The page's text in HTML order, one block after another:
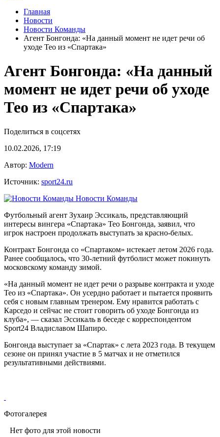
Главная
Новости
Новости Команды
Агент Бонгонда: «На данный момент не идет речи об
уходе Тео из «Спартака»
Агент Бонгонда: «На данный
момент не идет речи об уходе
Тео из «Спартака»
Поделиться в соцсетях
10.02.2026, 17:19
Автор: Modern
Источник: sport24.ru
Новости Команды
Футбольный агент Зухаир Эссикаль, представляющий
интересы вингера «Спартака» Тео Бонгонда, заявил, что
игрок настроен продолжать выступать за красно-белых.
Контракт Бонгонда со «Спартаком» истекает летом 2026 года.
Ранее сообщалось, что 30-летний футболист может покинуть
московскому команду зимой.
«На данный момент не идет речи о разрыве контракта и уходе
Тео из «Спартака». Он усердно работает и пытается проявить
себя с новым главным тренером. Ему нравится работать с
Карседо и сейчас не стоит говорить об уходе Бонгонда из
клуба», — сказал Эссикаль в беседе с корреспондентом
Sport24 Владиславом Шапиро.
Бонгонда выступает за «Спартак» с лета 2023 года. В текущем
сезоне он принял участие в 5 матчах и не отметился
результативными действиями.
Фотогалерея
Нет фото для этой новости